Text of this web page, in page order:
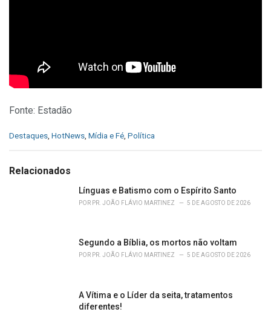
Fonte: Estadão
C
e
Destaques, HotNews, Mídia e Fé, Política
Relacionados
Línguas e Batismo com o Espírito Santo
POR PR. JOÃO FLÁVIO MARTINEZ 5 DE AGOSTO DE 2026
Segundo a Bíblia, os mortos não voltam
POR PR. JOÃO FLÁVIO MARTINEZ 5 DE AGOSTO DE 2026
A Vítima e o Líder da seita, tratamentos
diferentes!